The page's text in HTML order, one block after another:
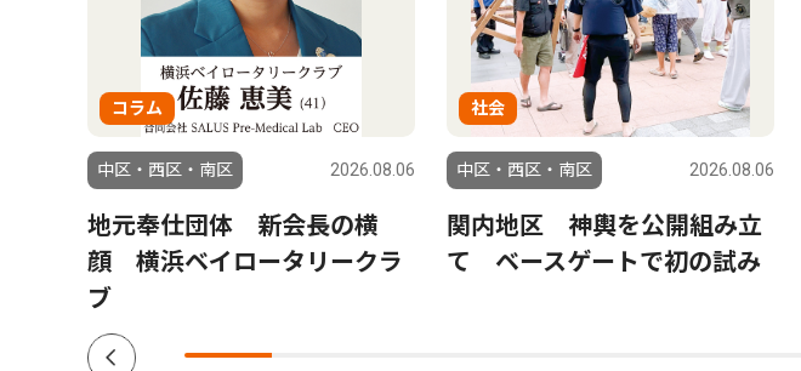
コラム
中区・西区・南区 2026.08.06
地元奉仕団体 新会長の横
顔 横浜ベイロータリークラ
ブ
社会
中区・西区・南区 2026.08.06
関内地区 神輿を公開組み立
て ベースゲートで初の試み